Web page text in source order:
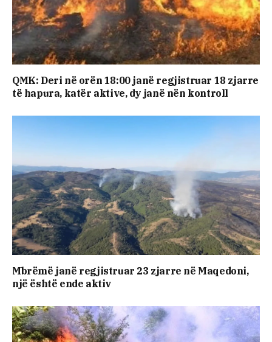
QMK: Deri në orën 18:00 janë regjistruar 18 zjarre
të hapura, katër aktive, dy janë nën kontroll
Mbrëmë janë regjistruar 23 zjarre në Maqedoni,
një është ende aktiv